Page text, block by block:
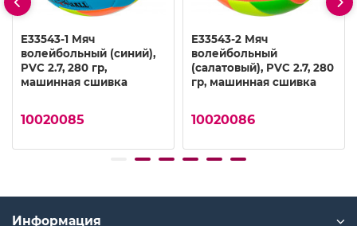
E33543-1 Мяч
волейбольный (синий),
PVC 2.7, 280 гр,
машинная сшивка
10020085
E33543-2 Мяч
волейбольный
(салатовый), PVC 2.7, 280
гр, машинная сшивка
10020086
Информация